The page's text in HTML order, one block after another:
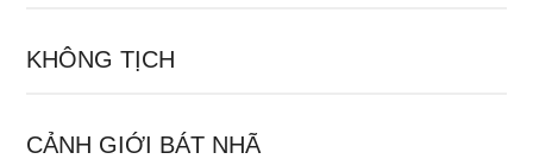
KHÔNG TỊCH
CẢNH GIỚI BÁT NHÃ